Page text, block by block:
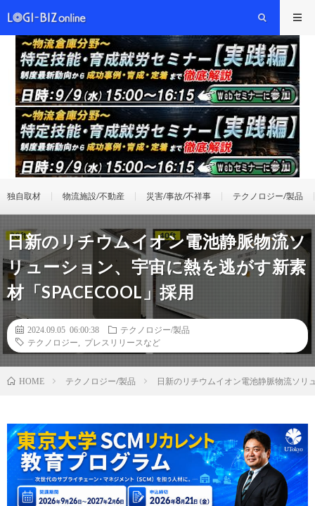
独自取材 物流施設/不動産 災害/事故/不祥事 テクノロジー/製品
日新のリチウムイオン電池静脈物流ソ
リューション、宇宙に熱を逃がす新素
材「SPACECOOL」採用
2024.09.05 06:00:38
テクノロジー/製品
テクノロジー
プレスリリースなど
HOME テクノロジー/製品 日新のリチウムイオン電池静脈物流ソリ